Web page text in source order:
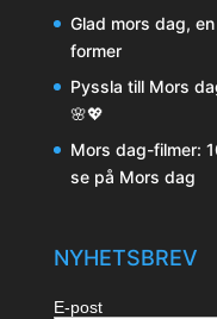
Glad mors dag,
former
Pyssla till Mors
🌸💖
Mors dag-filmer:
se på Mors dag
NYHETSBREV
E-post